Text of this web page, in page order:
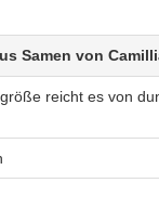
Samen von
reicht es von